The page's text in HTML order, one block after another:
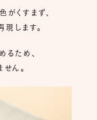
くすまず、
します。
るため、
ん。